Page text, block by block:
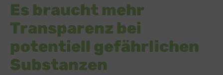
Es braucht mehr
Transparenz bei
potentiell gefährlichen
Substanzen